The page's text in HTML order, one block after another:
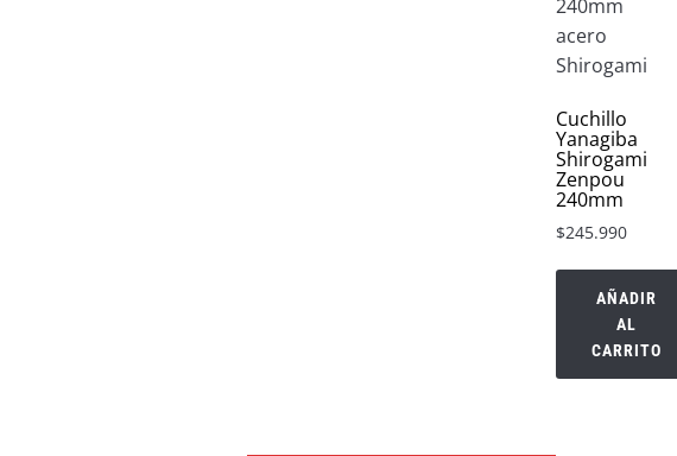
Cuchillo
Yanagiba
Shirogami
Zenpou
240mm
$245.990
AÑADIR
AL
CARRITO